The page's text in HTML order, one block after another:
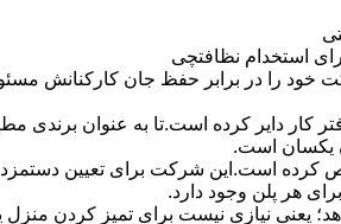
استخدام نظافتچی
را در برابر حفظ جان کارکنانش مسئول
دایر کرده است.تا به عنوان برندی
یکسان است.
هر پلن وجود دارد.